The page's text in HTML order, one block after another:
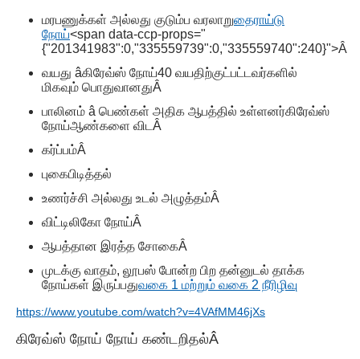
மரபணுக்கள் அல்லது குடும்ப வரலாறுதைராய்டு
நோய்<span data-ccp-props="
{"201341983":0,"335559739":0,"335559740":240}">Â
வயது âகிரேவ்ஸ் நோய்40 வயதிற்குட்பட்டவர்களில்
மிகவும் பொதுவானதுÂ
பாலினம் â பெண்கள் அதிக ஆபத்தில் உள்ளனர்கிரேவ்ஸ்
நோய்ஆண்களை விட Â
கர்ப்பம்Â
புகைபிடித்தல்
உணர்ச்சி அல்லது உடல் அழுத்தம்Â
விட்டிலிகோ நோய்Â
ஆபத்தான இரத்த சோகைÂ
முடக்கு வாதம், லூபஸ் போன்ற பிற தன்னுடல் தாக்க
நோய்கள் இருப்பதுவகை 1 மற்றும் வகை 2 நீரிழிவு
https://www.youtube.com/watch?v=4VAfMM46jXs
கிரேவ்ஸ் நோய் நோய் கண்டறிதல்Â